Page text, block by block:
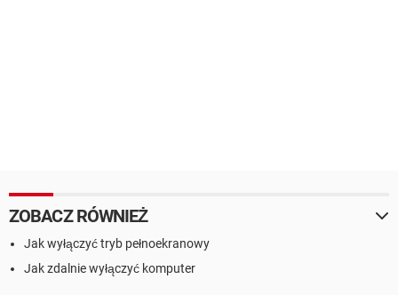
ZOBACZ RÓWNIEŻ
Jak wyłączyć tryb pełnoekranowy
Jak zdalnie wyłączyć komputer